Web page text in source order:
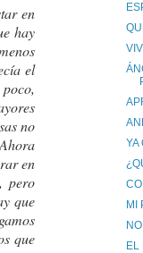
en
hay
el
no
en
pero
que
que
YA
MI
EL